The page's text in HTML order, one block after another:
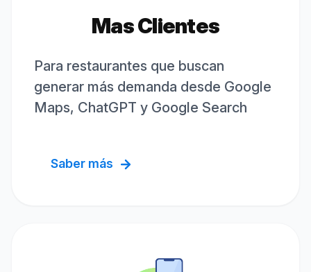
Mas Clientes
Para restaurantes que buscan
generar más demanda desde Google
Maps, ChatGPT y Google Search
Saber más